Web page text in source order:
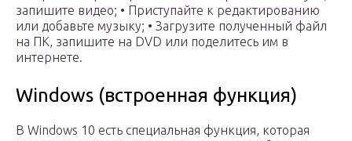
запишите видео; • Приступайте к редактированию
или добавьте музыку; • Загрузите полученный файл
на ПК, запишите на DVD или поделитесь им в
интернете.
Windows (встроенная функция)
В Windows 10 есть специальная функция, которая